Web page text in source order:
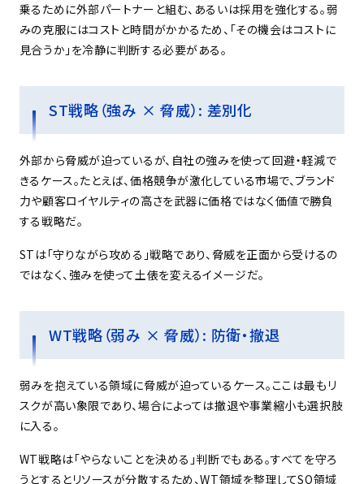
乗るために外部パートナーと組む、あるいは採用を強化する。弱
みの克服にはコストと時間がかかるため、「その機会はコストに
見合うか」を冷静に判断する必要がある。
ST戦略（強み × 脅威）: 差別化
外部から脅威が迫っているが、自社の強みを使って回避・軽減で
きるケース。たとえば、価格競争が激化している市場で、ブランド
力や顧客ロイヤルティの高さを武器に価格ではなく価値で勝負
する戦略だ。
STは「守りながら攻める」戦略であり、脅威を正面から受けるの
ではなく、強みを使って土俵を変えるイメージだ。
WT戦略（弱み × 脅威）: 防衛・撤退
弱みを抱えている領域に脅威が迫っているケース。ここは最もリ
スクが高い象限であり、場合によっては撤退や事業縮小も選択肢
に入る。
WT戦略は「やらないことを決める」判断でもある。すべてを守ろ
うとするとリソースが分散するため、WT領域を整理してSO領域